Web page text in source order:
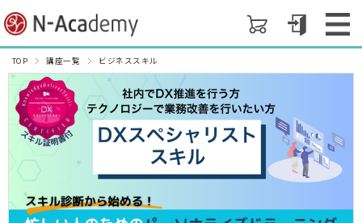
TOP 講座一覧 ビジネススキル